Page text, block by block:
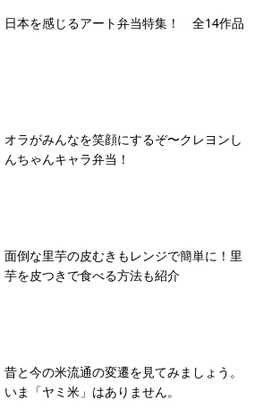
日本を感じるアート弁当特集！ 全14作品
オラがみんなを笑顔にするぞ〜クレヨンし
んちゃんキャラ弁当！
面倒な里芋の皮むきもレンジで簡単に！里
芋を皮つきで食べる方法も紹介
昔と今の米流通の変遷を見てみましょう。
いま「ヤミ米」はありません。